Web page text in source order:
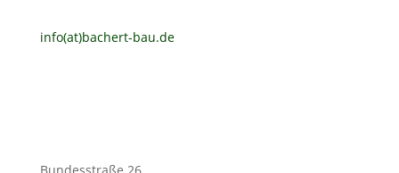
info(at)bachert-bau.de